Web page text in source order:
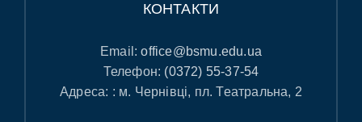
КОНТАКТИ
Email:office@bsmu.edu.ua
Телефон: (0372) 55-37-54
Адреса: : м. Чернівці, пл. Театральна, 2